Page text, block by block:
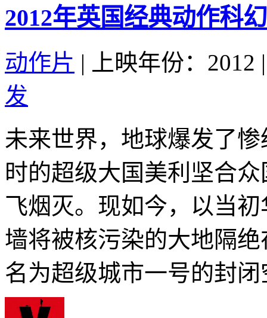
2012年英国经典动作科
动作片 | 上映年份：2012 |
发
未来世界，地球爆发了
时的超级大国美利坚合
飞烟灭。现如今，以当
墙将被核污染的大地隔
名为超级城市一号的封